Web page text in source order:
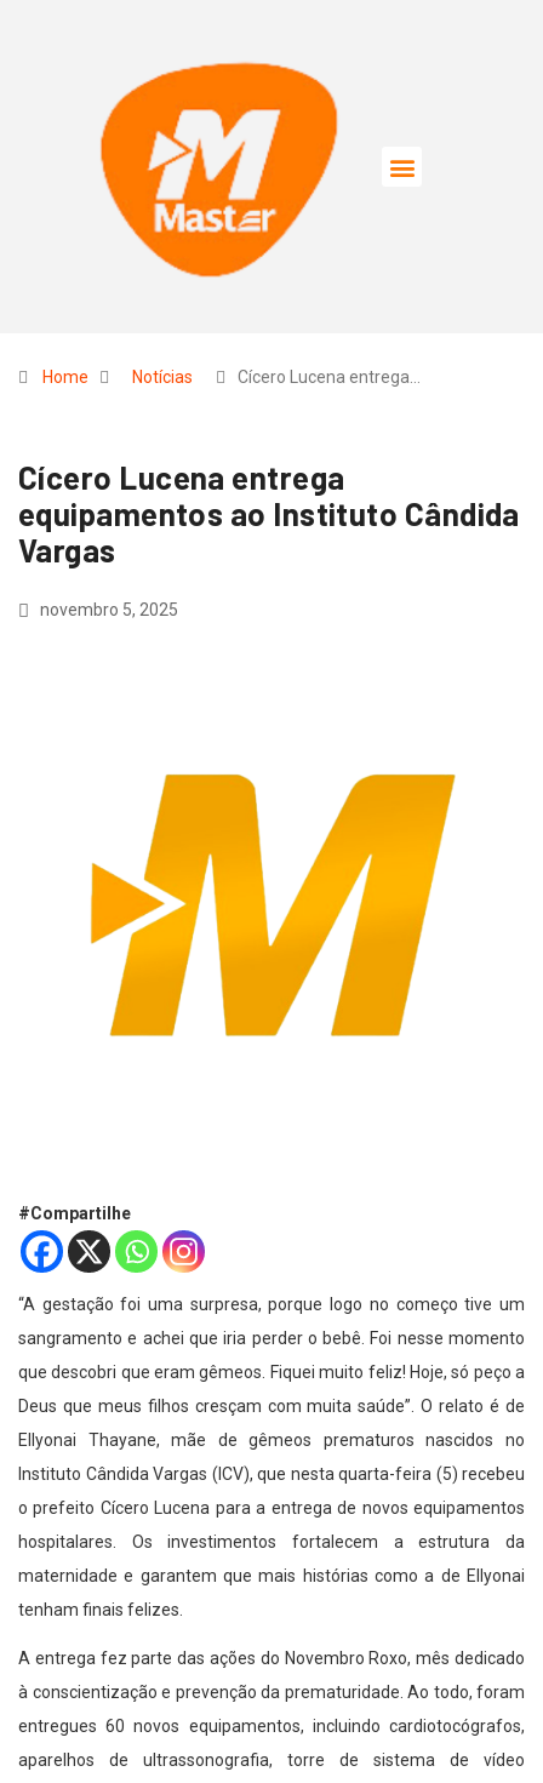
Home Notícias Cícero Lucena entrega…
Cícero Lucena entrega
equipamentos ao Instituto Cândida
Vargas
novembro 5, 2025
#Compartilhe
“A gestação foi uma surpresa, porque logo no começo tive um
sangramento e achei que iria perder o bebê. Foi nesse momento
que descobri que eram gêmeos. Fiquei muito feliz! Hoje, só peço a
Deus que meus filhos cresçam com muita saúde”. O relato é de
Ellyonai Thayane, mãe de gêmeos prematuros nascidos no
Instituto Cândida Vargas (ICV), que nesta quarta-feira (5) recebeu
o prefeito Cícero Lucena para a entrega de novos equipamentos
hospitalares. Os investimentos fortalecem a estrutura da
maternidade e garantem que mais histórias como a de Ellyonai
tenham finais felizes.
A entrega fez parte das ações do Novembro Roxo, mês dedicado
à conscientização e prevenção da prematuridade. Ao todo, foram
entregues 60 novos equipamentos, incluindo cardiotocógrafos,
aparelhos de ultrassonografia, torre de sistema de vídeo